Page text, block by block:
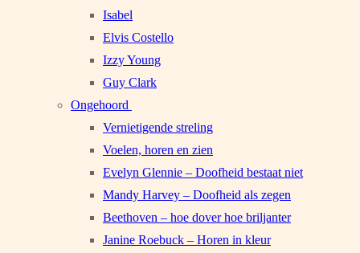
Isabel
Elvis Costello
Izzy Young
Guy Clark
Ongehoord
Vernietigende streling
Voelen, horen en zien
Evelyn Glennie – Doofheid bestaat niet
Mandy Harvey – Doofheid als zegen
Beethoven – hoe dover hoe briljanter
Janine Roebuck – Horen in kleur